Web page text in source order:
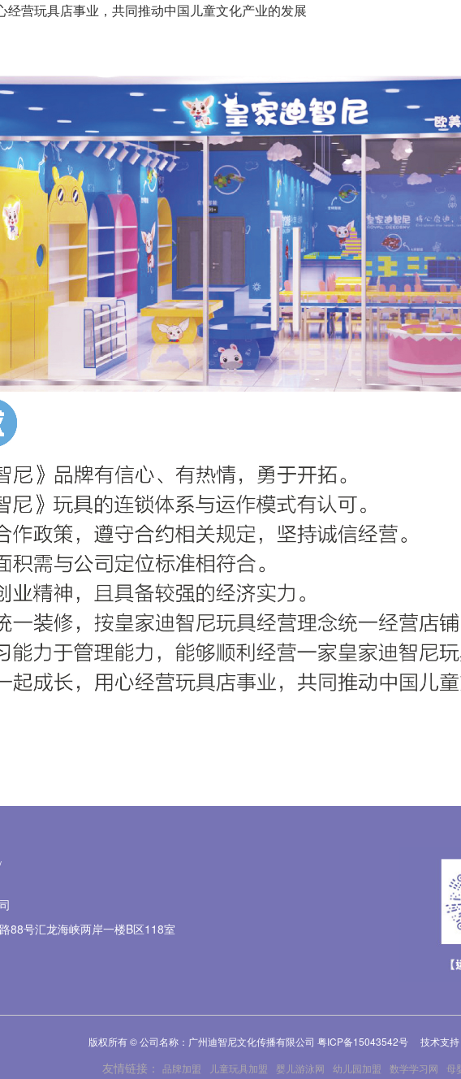
营玩具店事业，共同推动中国儿童文化产业的发展
88号汇龙海峡两岸一楼B区118室
版权所有 © 公司名称：广州迪智尼文化传播有限公司 粤ICP备15043542号技术支持
友情链接： 品牌加盟 儿童玩具加盟 婴儿游泳网 幼儿园加盟 数学学习网 母